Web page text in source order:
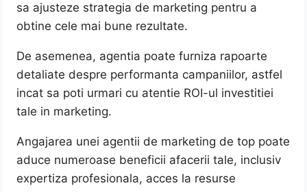
sa ajusteze strategia de marketing pentru a
obtine cele mai bune rezultate.
De asemenea, agentia poate furniza rapoarte
detaliate despre performanta campaniilor, astfel
incat sa poti urmari cu atentie ROI-ul investitiei
tale in marketing.
Angajarea unei agentii de marketing de top poate
aduce numeroase beneficii afacerii tale, inclusiv
expertiza profesionala, acces la resurse